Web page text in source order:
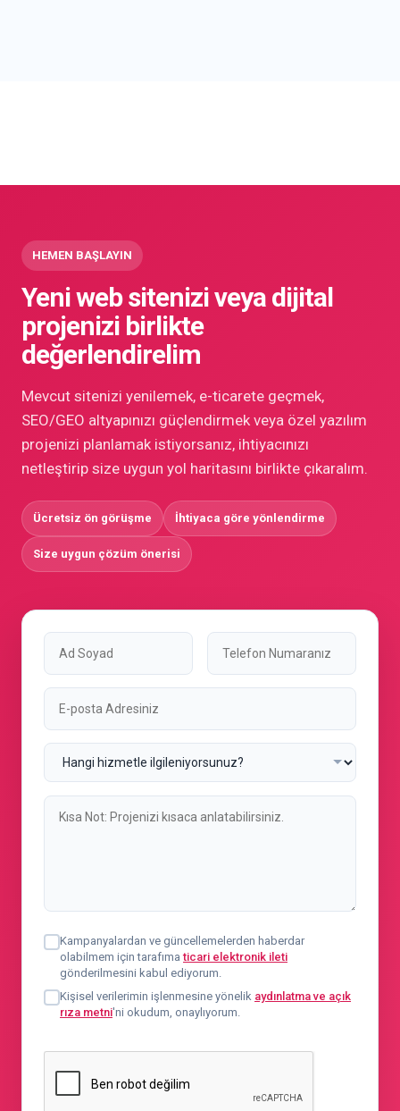
HEMEN BAŞLAYIN
Yeni web sitenizi veya dijital
projenizi birlikte
değerlendirelim
Mevcut sitenizi yenilemek, e-ticarete geçmek,
SEO/GEO altyapınızı güçlendirmek veya özel yazılım
projenizi planlamak istiyorsanız, ihtiyacınızı
netleştirip size uygun yol haritasını birlikte çıkaralım.
Ücretsiz ön görüşme İhtiyaca göre yönlendirme
Size uygun çözüm önerisi
Kampanyalardan ve güncellemelerden haberdar
olabilmem için tarafımaticari elektronik ileti
gönderilmesini kabul ediyorum.
Kişisel verilerimin işlenmesine yönelik aydınlatma ve açık
rıza metni'ni okudum, onaylıyorum.